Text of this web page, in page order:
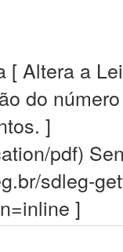
[ Altera a
do
]
pdf)
sdleg-
]